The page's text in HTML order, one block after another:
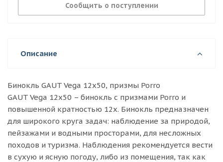
Сообщить о поступлении
Описание
Бинокль GAUT Vega 12x50, призмы Porro
GAUT Vega 12x50 – бинокль с призмами Porro и
повышенной кратностью 12x. Бинокль предназначен
для широкого круга задач: наблюдение за природой,
пейзажами и водными просторами, для несложных
походов и туризма. Наблюдения рекомендуется вести
в сухую и ясную погоду, либо из помещения, так как